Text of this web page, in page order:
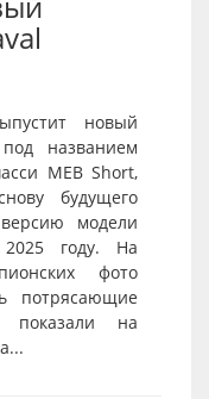
новый
названием
MEB Short,
будущего
модели
году. На
фото
потрясающие
показали на